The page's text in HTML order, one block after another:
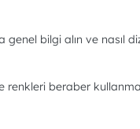
genel bilgi alın ve nasıl
renkleri beraber